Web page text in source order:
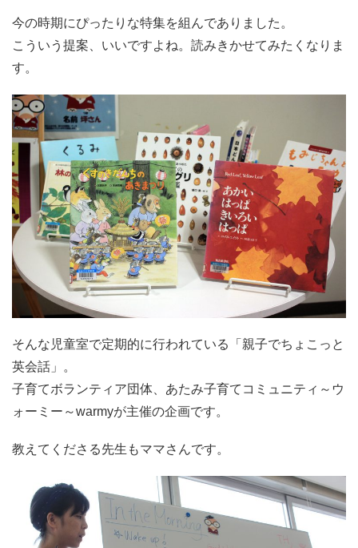
今の時期にぴったりな特集を組んでありました。
こういう提案、いいですよね。読みきかせてみたくなりま
す。
そんな児童室で定期的に行われている「親子でちょこっと
英会話」。
子育てボランティア団体、あたみ子育てコミュニティ～ウ
ォーミー～warmyが主催の企画です。
教えてくださる先生もママさんです。